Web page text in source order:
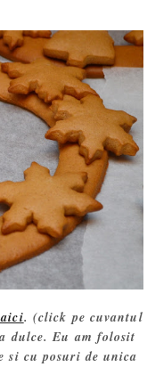
aici. (click pe cuvantul
dulce. Eu am folosit
si cu posuri de unica